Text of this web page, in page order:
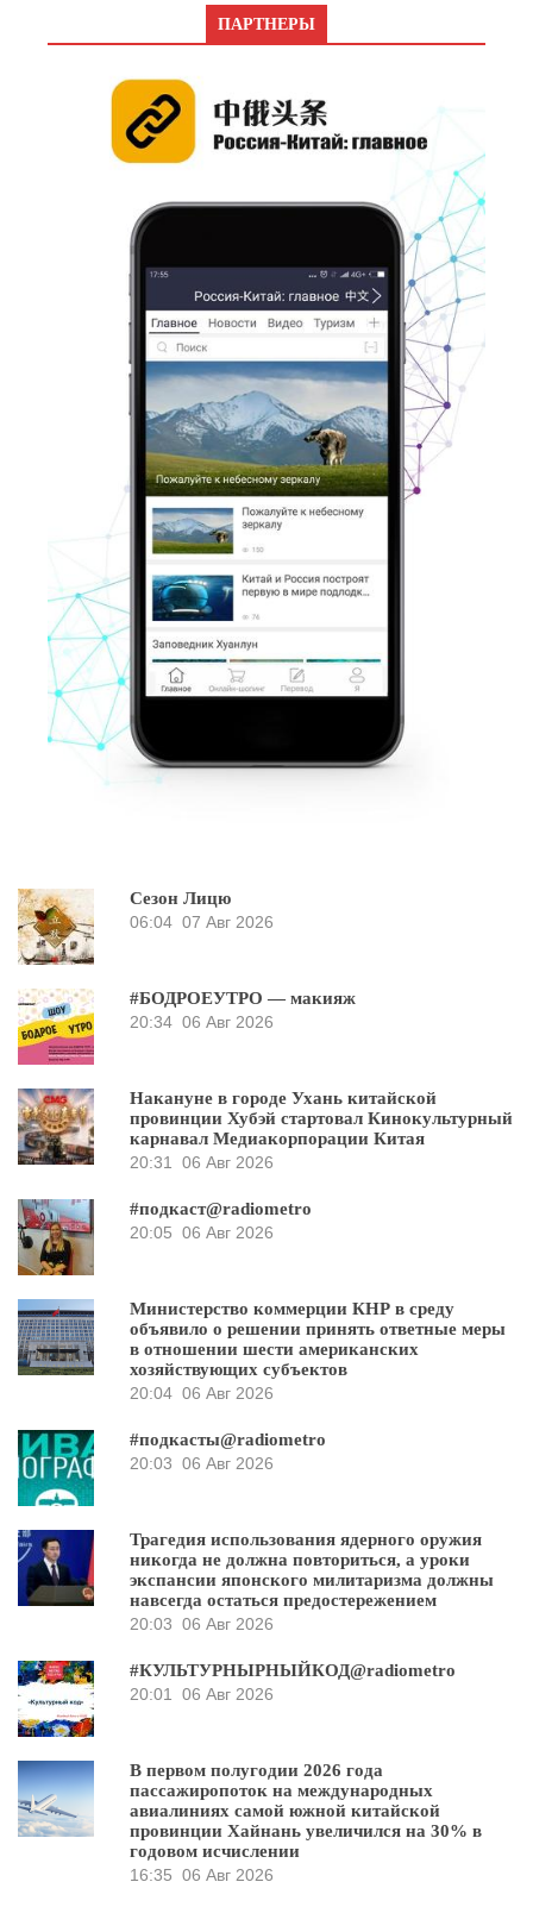
ПАРТНЕРЫ
Сезон Лицю
06:04 07 Авг 2026
#БОДРОЕУТРО — макияж
20:34 06 Авг 2026
Накануне в городе Ухань китайской
провинции Хубэй стартовал Кинокультурный
карнавал Медиакорпорации Китая
20:31
06 Авг 2026
#подкаст@radiometro
20:05 06 Авг 2026
Министерство коммерции КНР в среду
объявило о решении принять ответные меры
в отношении шести американских
хозяйствующих субъектов
20:04 06 Авг 2026
#подкасты@radiometro
20:03 06 Авг 2026
Трагедия использования ядерного оружия
никогда не должна повториться, а уроки
экспансии японского милитаризма должны
навсегда остаться предостережением
20:03 06 Авг 2026
#КУЛЬТУРНЫРНЫЙКОД@radiometro
20:01
06 Авг 2026
В первом полугодии 2026 года
пассажиропоток на международных
авиалиниях самой южной китайской
провинции Хайнань увеличился на 30% в
годовом исчислении
16:35 06 Авг 2026